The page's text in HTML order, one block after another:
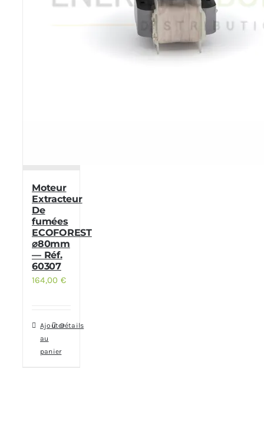
Moteur
Extracteur
De
fumées
ECOFOREST
⌀80mm
— Réf.
60307
164,00 €
Ajouter
au
panier
Détails